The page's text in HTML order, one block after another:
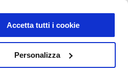
Accetta tutti i cookie
Personalizza
0 0